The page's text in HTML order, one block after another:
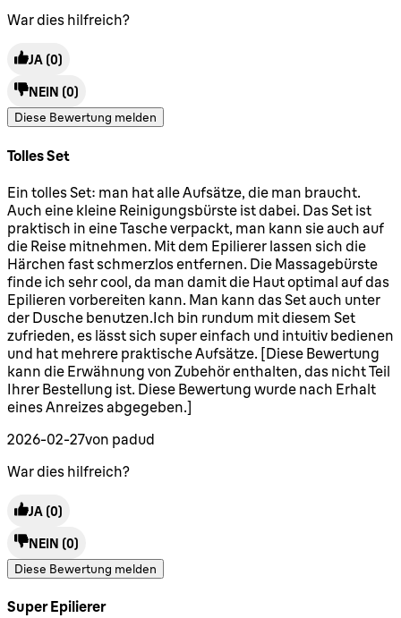
War dies hilfreich?
JA (0)
NEIN (0)
Diese Bewertung melden
Tolles Set
5 Sterne von maximal 5
Ein tolles Set: man hat alle Aufsätze, die man braucht.
Auch eine kleine Reinigungsbürste ist dabei. Das Set ist
praktisch in eine Tasche verpackt, man kann sie auch auf
die Reise mitnehmen. Mit dem Epilierer lassen sich die
Härchen fast schmerzlos entfernen. Die Massagebürste
finde ich sehr cool, da man damit die Haut optimal auf das
Epilieren vorbereiten kann. Man kann das Set auch unter
der Dusche benutzen.Ich bin rundum mit diesem Set
zufrieden, es lässt sich super einfach und intuitiv bedienen
und hat mehrere praktische Aufsätze. [Diese Bewertung
kann die Erwähnung von Zubehör enthalten, das nicht Teil
Ihrer Bestellung ist. Diese Bewertung wurde nach Erhalt
eines Anreizes abgegeben.]
2026-02-27von padud
War dies hilfreich?
JA (0)
NEIN (0)
Diese Bewertung melden
Super Epilierer